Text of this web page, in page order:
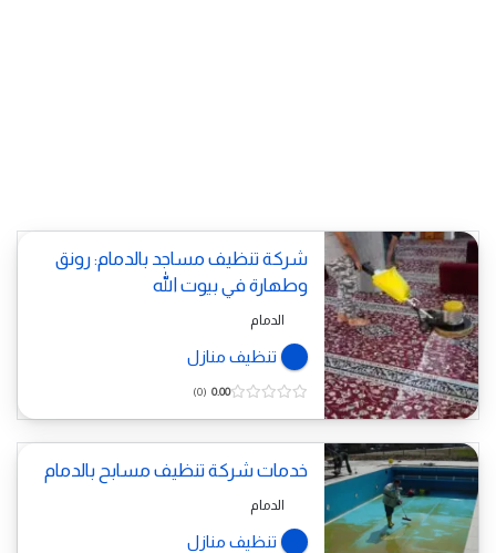
شركة تنظيف مساجد بالدمام: رونق
وطهارة في بيوت الله
الدمام
تنظيف منازل
0.00
0
خدمات شركة تنظيف مسابح بالدمام
الدمام
تنظيف منازل